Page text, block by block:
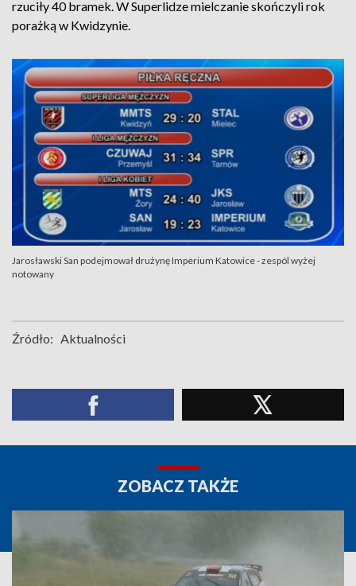
rzuciły 40 bramek. W Superlidze mielczanie skończyli rok
porażką w Kwidzynie.
Jarosławski San podejmował drużynę Imperium Katowice - zespól wyżej
notowany
Źródło: Aktualności
ZOBACZ TAKŻE